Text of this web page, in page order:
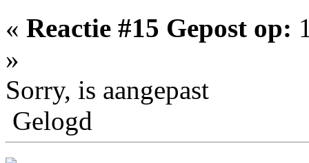
« Reactie #15 Gepost op:
»
Sorry, is aangepast
Gelogd